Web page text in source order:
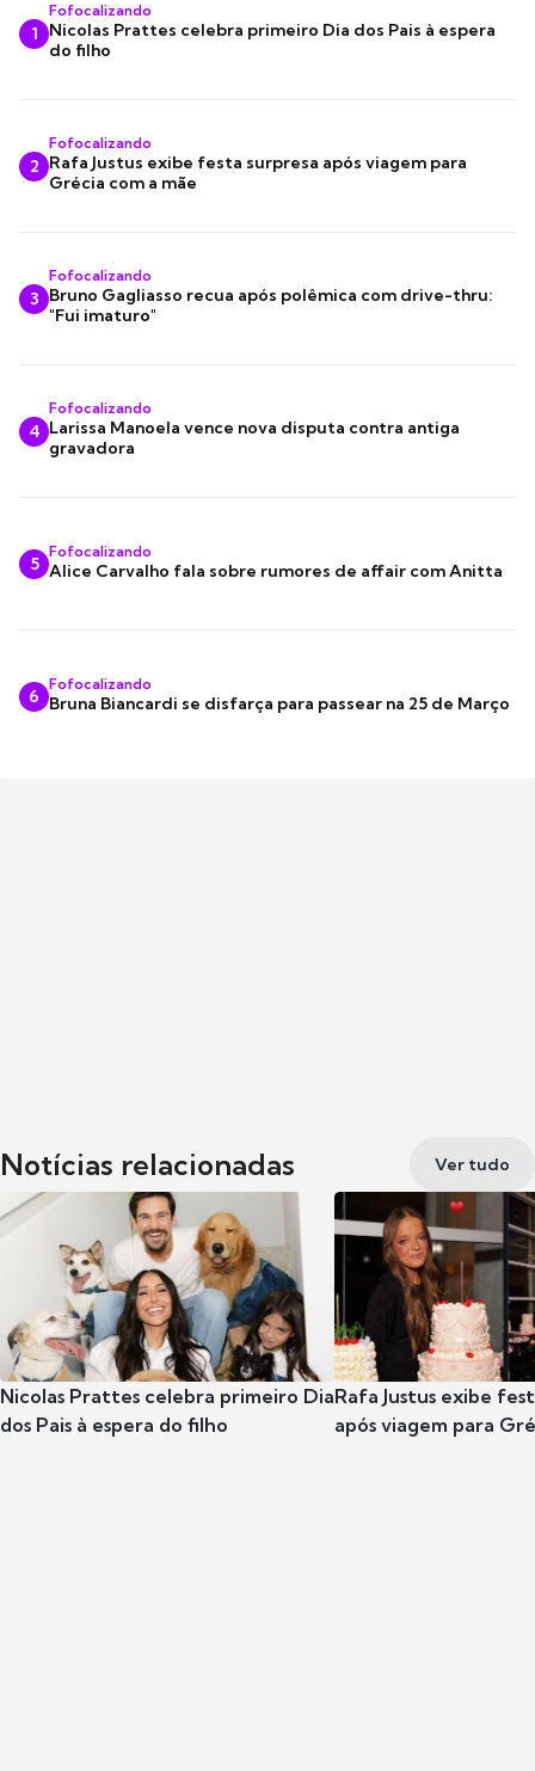
1
Fofocalizando
Nicolas Prattes celebra primeiro Dia dos Pais à espera
do filho
2
Fofocalizando
Rafa Justus exibe festa surpresa após viagem para
Grécia com a mãe
3
Fofocalizando
Bruno Gagliasso recua após polêmica com drive-thru:
"Fui imaturo"
4
Fofocalizando
Larissa Manoela vence nova disputa contra antiga
gravadora
5
Fofocalizando
Alice Carvalho fala sobre rumores de affair com Anitta
6
Fofocalizando
Bruna Biancardi se disfarça para passear na 25 de Março
Notícias relacionadas Ver tudo
Nicolas Prattes celebra primeiro Dia
dos Pais à espera do filho
Rafa Justus exibe
após viagem para